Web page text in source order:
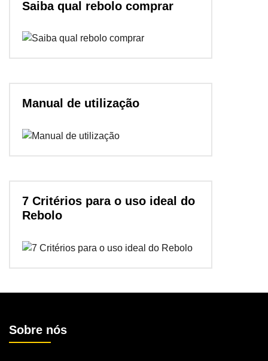
Saiba qual rebolo comprar
Manual de utilização
7 Critérios para o uso ideal do
Rebolo
Sobre nós